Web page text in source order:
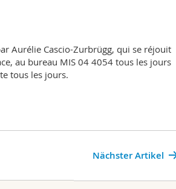
Aurélie Cascio-Zurbrügg, qui se réjouit
au bureau MIS 04 4054 tous les jours
tous les jours.
Nächster Artikel